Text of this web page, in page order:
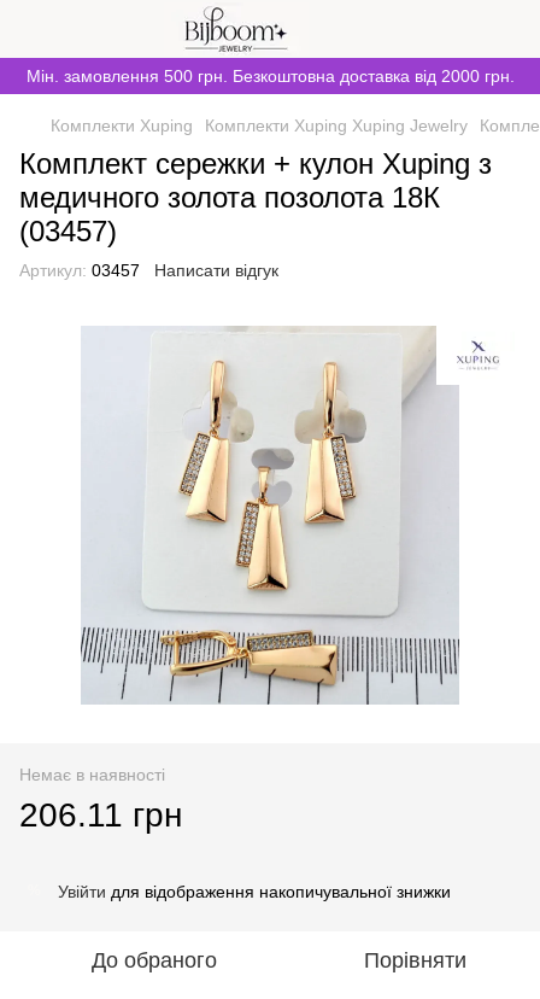
Мін. замовлення 500 грн. Безкоштовна доставка від 2000 грн.
Комплекти Xuping Комплекти Xuping Xuping Jewelry
Комплект сережки + кулон Xuping з
медичного золота позолота 18К
(03457)
Артикул: 03457 Написати відгук
Немає в наявності
206.11 грн
Увійти для відображення накопичувальної знижки
До обраного Порівняти